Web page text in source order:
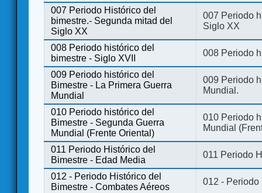
007 Periodo Histórico del
bimestre.- Segunda mitad del
Siglo XX
007 Periodo
Siglo XX
008 Periodo histórico del
bimestre - Siglo XVII
008 Periodo
009 Periodo histórico del
Bimestre - La Primera Guerra
Mundial
009 Periodo
Mundial.
010 Periodo histórico del
Bimestre - Segunda Guerra
Mundial (Frente Oriental)
010 Periodo
Mundial
011 Periodo Histórico del
Bimestre - Edad Media
011 Periodo
012 - Periodo Histórico del
Bimestre - Combates Aéreos
012 - Periodo